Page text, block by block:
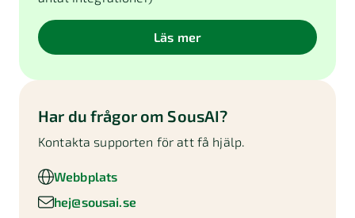
Läs mer
Har du frågor om SousAI?
Kontakta supporten för att få hjälp.
Webbplats
hej@sousai.se